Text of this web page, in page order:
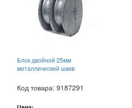
Блок двойной 25мм
металлический шкив
Код товара: 9187291